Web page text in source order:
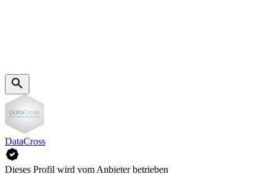
DataCross
Dieses Profil wird vom Anbieter betrieben